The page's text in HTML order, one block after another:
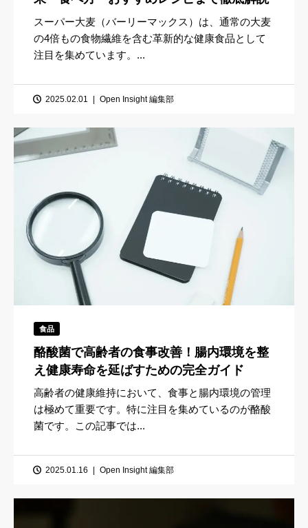
スーパー大麦（バーリーマックス）は、通常の大麦
の4倍もの食物繊維を含む革新的な健康食品として
注目を集めています。...
2025.02.01 Open Insight 編集部
食品
酪酸菌で高齢者の食事改善！腸内環境を整
え健康寿命を延ばすための完全ガイド
高齢者の健康維持において、食事と腸内環境の管理
は極めて重要です。特に注目を集めているのが酪酸
菌です。この記事では...
2025.01.16 Open Insight 編集部